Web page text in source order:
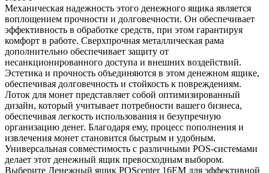
Механическая надежность этого денежного ящика является
воплощением прочности и долговечности. Он обеспечивает
эффективность в обработке средств, при этом гарантируя
комфорт в работе. Сверхпрочная металлическая рама
дополнительно обеспечивает защиту от
несанкционированного доступа и внешних воздействий.
Эстетика и прочность объединяются в этом денежном ящике,
обеспечивая долговечность и стойкость к повреждениям.
Лоток для монет представляет собой оптимизированный
дизайн, который учитывает потребности вашего бизнеса,
обеспечивая легкость использования и безупречную
организацию денег. Благодаря ему, процесс пополнения и
извлечения монет становится быстрым и удобным.
Универсальная совместимость с различными POS-системами
делает этот денежный ящик превосходным выбором.
Выберите Денежный ящик POScenter 16EM для эффективной